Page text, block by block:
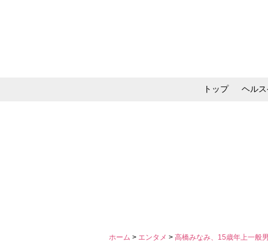
トップ ヘル
ホーム > エンタメ > 高橋みなみ、15歳年上一般